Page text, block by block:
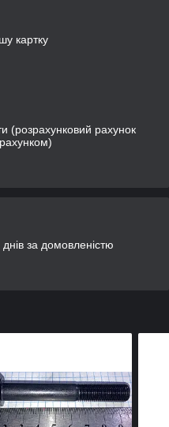
картку
(розрахунковий рахунок
за домовленістю